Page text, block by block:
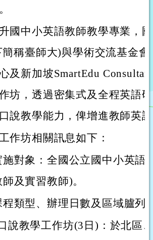
國中小英語教師教學專業，
簡稱臺師大)與學術交流基金
及新加坡SmartEdu
坊，透過密集式及全程英語
說教學能力，俾增進教師英
作坊相關訊息如下：
施對象：全國公立國中小英語
師及實習教師)。
程類型、辦理日數及區域臚列
說教學工作坊(3日)：於北區